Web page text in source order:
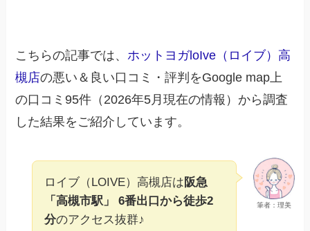
こちらの記事では、ホットヨガloIve（ロイブ）高
槻店の悪い＆良い口コミ・評判をGoogle map上
の口コミ95件（2026年5月現在の情報）から調査
した結果をご紹介しています。
筆者：理美
ロイブ（LOIVE）高槻店は 阪急
「高槻市駅」 6番出口から徒歩2
分のアクセス抜群♪